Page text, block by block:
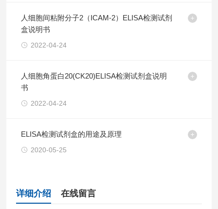
人细胞间粘附分子2（ICAM-2）ELISA检测试剂
盒说明书
2022-04-24
人细胞角蛋白20(CK20)ELISA检测试剂盒说明
书
2022-04-24
ELISA检测试剂盒的用途及原理
2020-05-25
详细介绍 在线留言